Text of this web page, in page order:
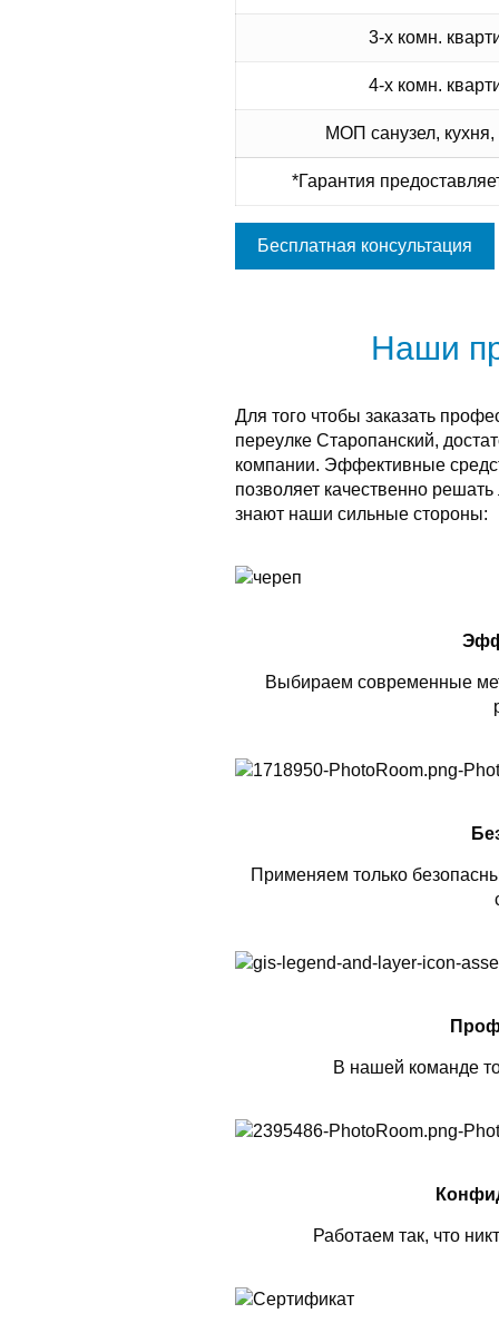
3-х комн.
4-х комн.
МОП санузел, кухня,
*Гарантия
Бесплатная консультация
Наши
Для того чтобы заказать
переулке Старопанский,
компании. Эффективные
позволяет качественно
знают наши сильные стороны:
Выбираем современные
Применяем только
В нашей команде
Работаем так, что